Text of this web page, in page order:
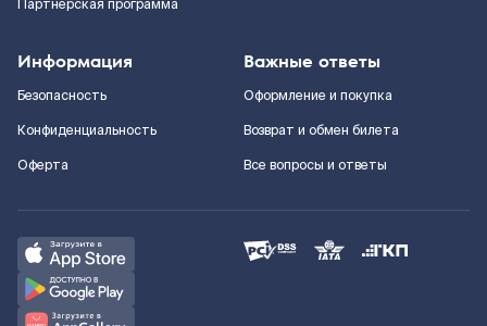
Партнерская программа
Информация
Безопасность
Конфиденциальность
Оферта
Важные ответы
Оформление и покупка
Возврат и обмен билета
Все вопросы и ответы